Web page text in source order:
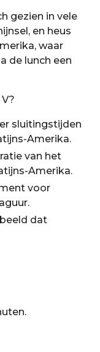
gezien in vele
en heus
waar
de lunch een
sluitingstijden
Amerika.
van het
Amerika.
voor
dat